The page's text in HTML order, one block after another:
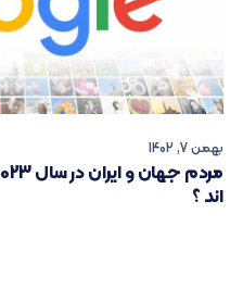
بهمن 7, 1402
اند ؟